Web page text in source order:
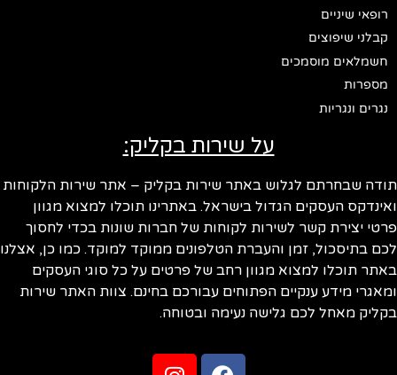
רופאי שיניים
קבלני שיפוצים
חשמלאים מוסמכים
מספרות
נגרים ונגריות
על שירות בקליק:
תודה שבחרתם לגלוש באתר שירות בקליק – אתר שירות הלקוחות
ואינדקס העסקים הגדול בישראל. באתרינו תוכלו למצוא מגוון
פרטי יצירת קשר לשירות לקוחות של חברות שונות בכדי לחסוך
לכם בתיסכול, זמן והעברת הטלפונים ממוקד למוקד. כמו כן, אצלנו
באתר תוכלו למצוא מגוון רחב של פרטים על כל סוגי העסקים
ומאגרי מידע ענקיים הפתוחים עבורכם בחינם. צוות האתר שירות
בקליק מאחל לכם גלישה נעימה ובטוחה.